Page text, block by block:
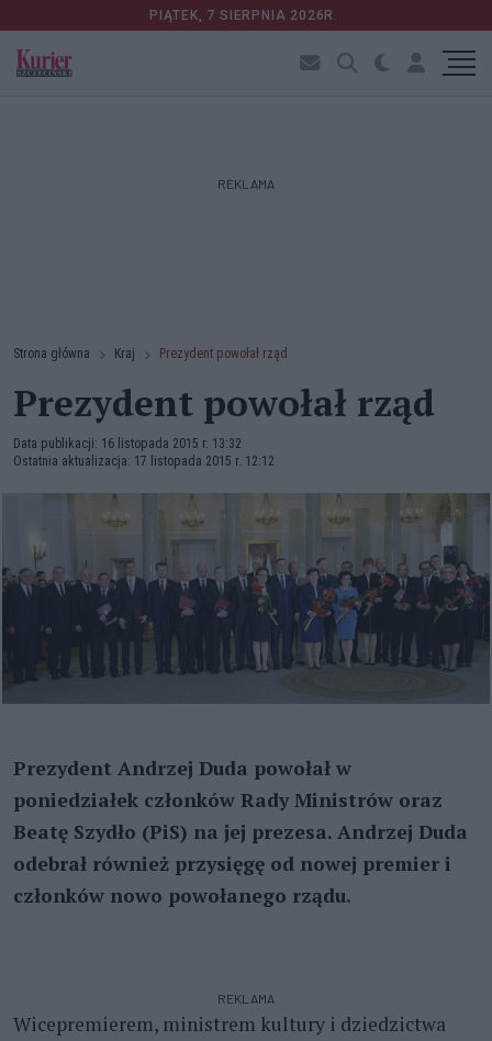
PIĄTEK, 7 SIERPNIA 2026R.
REKLAMA
Strona główna Kraj Prezydent powołał rząd
Prezydent powołał rząd
Data publikacji: 16 listopada 2015 r. 13:32
Ostatnia aktualizacja: 17 listopada 2015 r. 12:12
Prezydent Andrzej Duda powołał w
poniedziałek członków Rady Ministrów oraz
Beatę Szydło (PiS) na jej prezesa. Andrzej Duda
odebrał również przysięgę od nowej premier i
członków nowo powołanego rządu.
REKLAMA
Wicepremierem, ministrem kultury i dziedzictwa